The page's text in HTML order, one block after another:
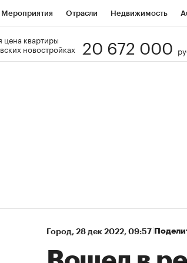
Мероприятия Отрасли Недвижимость
цена квартиры
новостройках
20 672 000
Город⁠, 28 дек 2022, 09:57